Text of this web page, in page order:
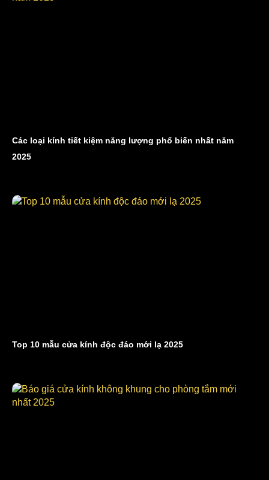
Các loại kính tiết kiệm năng lượng phổ biến nhất năm
2025
Top 10 mẫu cửa kính độc đáo mới lạ 2025